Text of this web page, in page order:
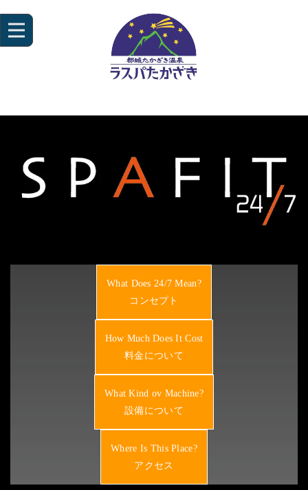
What Does 24/7 Mean?
コンセプト
How Much Does It Cost
料金について
What Kind ov Machine?
設備について
Where Is This Place?
アクセス